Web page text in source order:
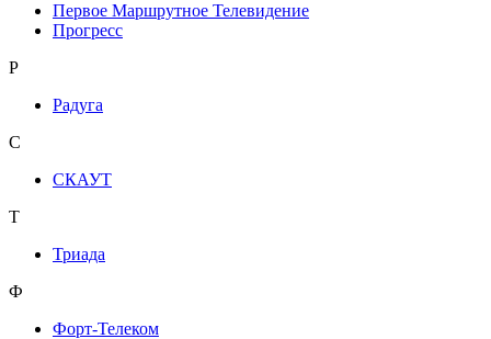
Первое Маршрутное Телевидение
Прогресс
Р
Радуга
С
СКАУТ
Т
Триада
Ф
Форт-Телеком